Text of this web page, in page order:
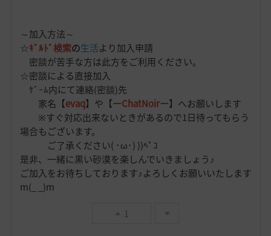
～加入方法～
☆ｷﾞﾙﾄﾞ検索の生活より加入申請
密談が苦手な方は此方をご利用ください。
☆密談による直接加入
ｹﾞｰﾑ内にて連絡(密談)先
家名【evaq】や【ーChatNoirー】へお願いします
※すぐ対応出来ないときがあるので1日待ってもらう
場合もございます。
ご了承ください( ･ω･) ))ﾍﾟｺ
是非、一緒に黒い砂漠を楽しんでいきましょう♪
ご加入をお待ちしております♪よろしくお願いいたします
m(_ _)m
1